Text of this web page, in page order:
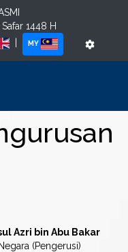
1448 H
MY
Azri bin Abu Bakar
(Pengerusi)